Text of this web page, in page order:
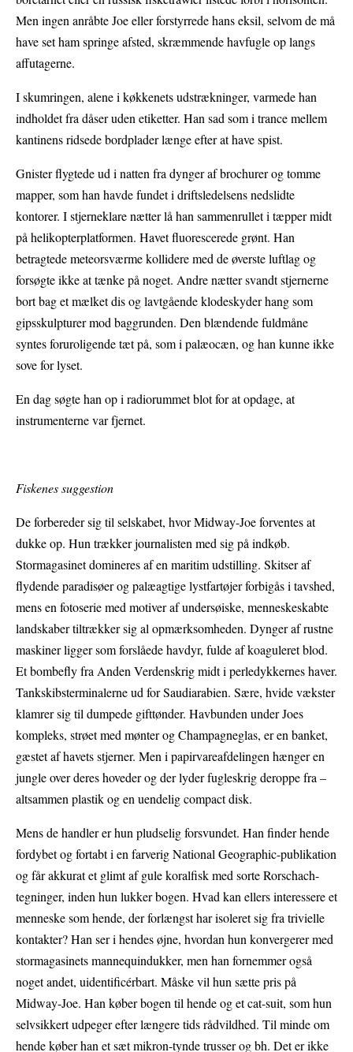
Men ingen anråbte Joe eller forstyrrede hans eksil, selvom de må
have set ham springe afsted, skræmmende havfugle op langs
affutagerne.
I skumringen, alene i køkkenets udstrækninger, varmede han
indholdet fra dåser uden etiketter. Han sad som i trance mellem
kantinens ridsede bordplader længe efter at have spist.
Gnister flygtede ud i natten fra dynger af brochurer og tomme
mapper, som han havde fundet i driftsledelsens nedslidte
kontorer. I stjerneklare nætter lå han sammenrullet i tæpper midt
på helikopterplatformen. Havet fluorescerede grønt. Han
betragtede meteorsværme kollidere med de øverste luftlag og
forsøgte ikke at tænke på noget. Andre nætter svandt stjernerne
bort bag et mælket dis og lavtgående klodeskyder hang som
gipsskulpturer mod baggrunden. Den blændende fuldmåne
syntes foruroligende tæt på, som i palæocæn, og han kunne ikke
sove for lyset.
En dag søgte han op i radiorummet blot for at opdage, at
instrumenterne var fjernet.
Fiskenes suggestion
De forbereder sig til selskabet, hvor Midway-Joe forventes at
dukke op. Hun trækker journalisten med sig på indkøb.
Stormagasinet domineres af en maritim udstilling. Skitser af
flydende paradisøer og palæagtige lystfartøjer forbigås i tavshed,
mens en fotoserie med motiver af undersøiske, menneskeskabte
landskaber tiltrækker sig al opmærksomheden. Dynger af rustne
maskiner ligger som forslåede havdyr, fulde af koaguleret blod.
Et bombefly fra Anden Verdenskrig midt i perledykkernes haver.
Tankskibsterminalerne ud for Saudiarabien. Sære, hvide vækster
klamrer sig til dumpede gifttønder. Havbunden under Joes
kompleks, strøet med mønter og Champagneglas, er en banket,
gæstet af havets stjerner. Men i papirvareafdelingen hænger en
jungle over deres hoveder og der lyder fugleskrig deroppe fra –
altsammen plastik og en uendelig compact disk.
Mens de handler er hun pludselig forsvundet. Han finder hende
fordybet og fortabt i en farverig National Geographic-publikation
og får akkurat et glimt af gule koralfisk med sorte Rorschach-
tegninger, inden hun lukker bogen. Hvad kan ellers interessere et
menneske som hende, der forlængst har isoleret sig fra trivielle
kontakter? Han ser i hendes øjne, hvordan hun konvergerer med
stormagasinets mannequindukker, men han fornemmer også
noget andet, uidentificérbart. Måske vil hun sætte pris på
Midway-Joe. Han køber bogen til hende og et cat-suit, som hun
selvsikkert udpeger efter længere tids rådvildhed. Til minde om
hende køber han et sæt mikron-tynde trusser og bh. Det er ikke